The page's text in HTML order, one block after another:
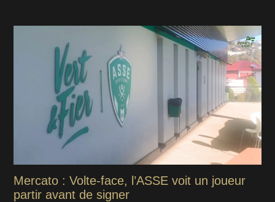
Mercato : Volte-face, l’ASSE voit un joueur
partir avant de signer